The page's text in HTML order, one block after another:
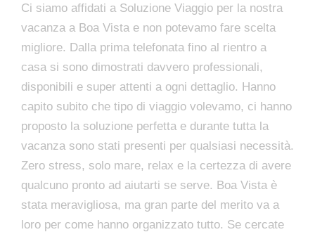
Ci siamo affidati a Soluzione Viaggio per la nostra
vacanza a Boa Vista e non potevamo fare scelta
migliore. Dalla prima telefonata fino al rientro a
casa si sono dimostrati davvero professionali,
disponibili e super attenti a ogni dettaglio. Hanno
capito subito che tipo di viaggio volevamo, ci hanno
proposto la soluzione perfetta e durante tutta la
vacanza sono stati presenti per qualsiasi necessità.
Zero stress, solo mare, relax e la certezza di avere
qualcuno pronto ad aiutarti se serve. Boa Vista è
stata meravigliosa, ma gran parte del merito va a
loro per come hanno organizzato tutto. Se cercate